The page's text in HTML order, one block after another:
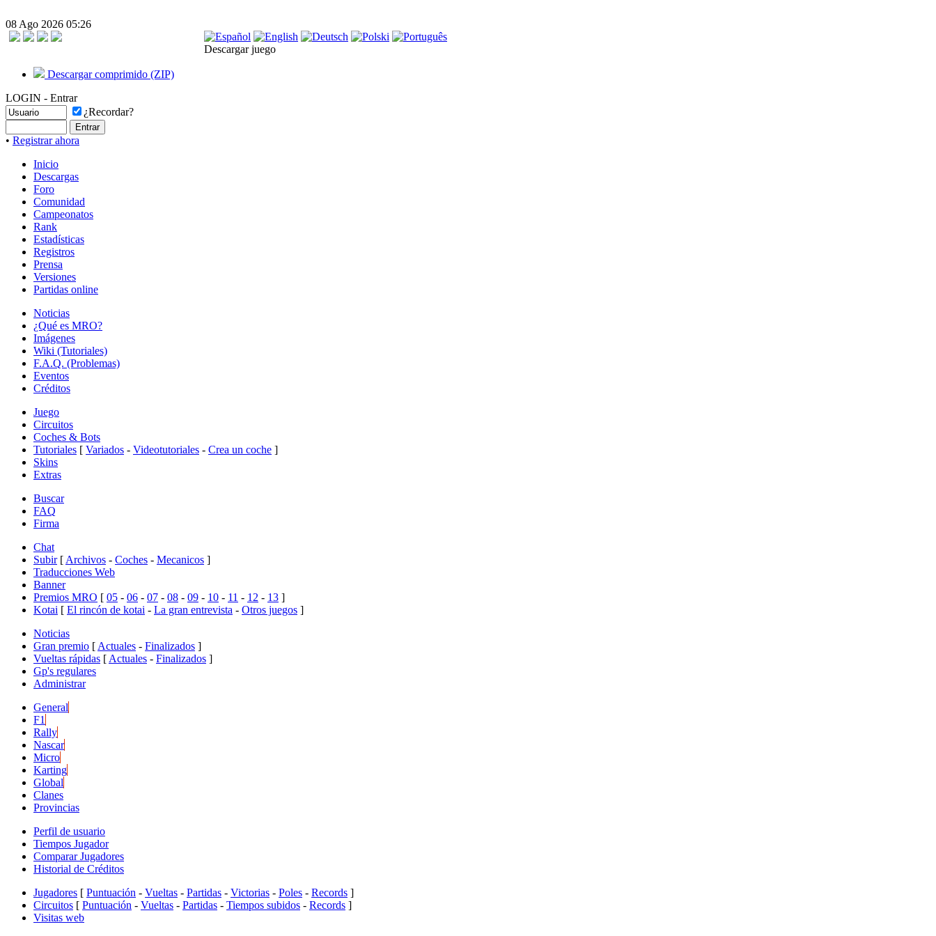
08 Ago 2026 05:26
Descargar juego
Descargar comprimido (ZIP)
LOGIN - Entrar
¿Recordar?
• Registrar ahora
Inicio
Descargas
Foro
Comunidad
Campeonatos
Rank
Estadísticas
Registros
Prensa
Versiones
Partidas online
Noticias
¿Qué es MRO?
Imágenes
Wiki (Tutoriales)
F.A.Q. (Problemas)
Eventos
Créditos
Juego
Circuitos
Coches & Bots
Tutoriales [ Variados - Videotutoriales - Crea un coche ]
Skins
Extras
Buscar
FAQ
Firma
Chat
Subir [ Archivos - Coches - Mecanicos ]
Traducciones Web
Banner
Premios MRO [ 05 - 06 - 07 - 08 - 09 - 10 - 11 - 12 - 13 ]
Kotai [ El rincón de kotai - La gran entrevista - Otros juegos ]
Noticias
Gran premio [ Actuales - Finalizados ]
Vueltas rápidas [ Actuales - Finalizados ]
Gp's regulares
Administrar
General
F1
Rally
Nascar
Micro
Karting
Global
Clanes
Provincias
Perfil de usuario
Tiempos Jugador
Comparar Jugadores
Historial de Créditos
Jugadores [ Puntuación - Vueltas - Partidas - Victorias - Poles - Records ]
Circuitos [ Puntuación - Vueltas - Partidas - Tiempos subidos - Records ]
Visitas web